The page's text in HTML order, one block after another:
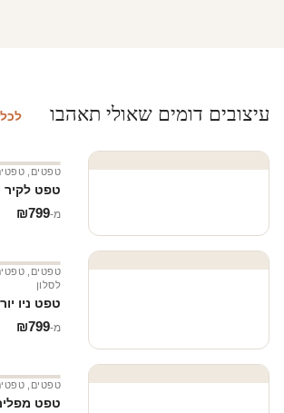
עיצובים דומים שאולי תאהבו
טפטים
טפט לקיר
מ‑ ₪799
טפטים
לסלון
טפט ניו
מ‑ ₪799
טפטים
טפט